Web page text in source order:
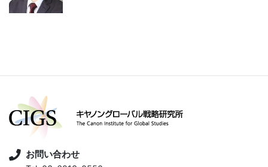
お問い合わせ